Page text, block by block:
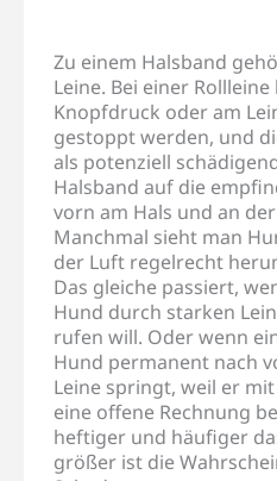
Zu einem Halsband
Leine. Bei einer
Knopfdruck oder am
gestoppt werden, und
als potenziell
Halsband auf die
vorn am Hals und an
Manchmal sieht man
der Luft regelrecht
Das gleiche passiert,
Hund durch starken
rufen will. Oder wenn
Hund permanent nach
Leine springt, weil er
eine offene Rechnung
heftiger und häufiger
größer ist die